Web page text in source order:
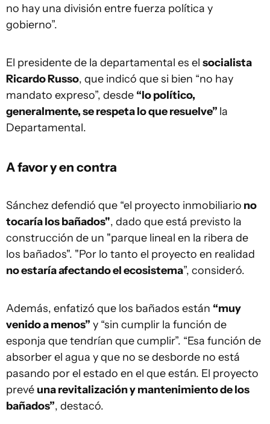
no hay una división entre fuerza política y
gobierno”.
El presidente de la departamental es el socialista
Ricardo Russo, que indicó que si bien “no hay
mandato expreso”, desde “lo político,
generalmente, se respeta lo que resuelve” la
Departamental.
A favor y en contra
Sánchez defendió que “el proyecto inmobiliario no
tocaría los bañados", dado que está previsto la
construcción de un "parque lineal en la ribera de
los bañados". "Por lo tanto el proyecto en realidad
no estaría afectando el ecosistema”, consideró.
Además, enfatizó que los bañados están “muy
venido a menos” y “sin cumplir la función de
esponja que tendrían que cumplir”. “Esa función de
absorber el agua y que no se desborde no está
pasando por el estado en el que están. El proyecto
prevé una revitalización y mantenimiento de los
bañados”, destacó.